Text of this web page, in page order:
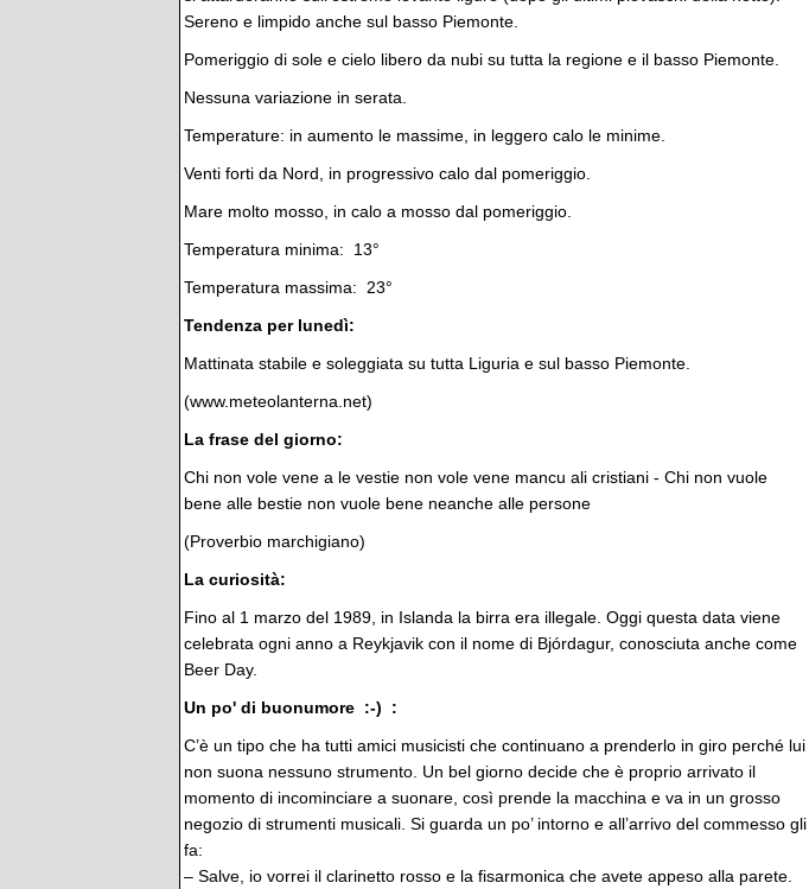
Sereno e limpido anche sul basso Piemonte.
Pomeriggio di sole e cielo libero da nubi su tutta la regione e il basso Piemonte.
Nessuna variazione in serata.
Temperature: in aumento le massime, in leggero calo le minime.
Venti forti da Nord, in progressivo calo dal pomeriggio.
Mare molto mosso, in calo a mosso dal pomeriggio.
Temperatura minima: 13°
Temperatura massima: 23°
Tendenza per lunedì:
Mattinata stabile e soleggiata su tutta Liguria e sul basso Piemonte.
(www.meteolanterna.net)
La frase del giorno:
Chi non vole vene a le vestie non vole vene mancu ali cristiani - Chi non vuole
bene alle bestie non vuole bene neanche alle persone
(Proverbio marchigiano)
La curiosità:
Fino al 1 marzo del 1989, in Islanda la birra era illegale. Oggi questa data viene
celebrata ogni anno a Reykjavik con il nome di Bjórdagur, conosciuta anche come
Beer Day.
Un po' di buonumore :-) :
C’è un tipo che ha tutti amici musicisti che continuano a prenderlo in giro perché lui
non suona nessuno strumento. Un bel giorno decide che è proprio arrivato il
momento di incominciare a suonare, così prende la macchina e va in un grosso
negozio di strumenti musicali. Si guarda un po’ intorno e all’arrivo del commesso gli
fa:
– Salve, io vorrei il clarinetto rosso e la fisarmonica che avete appeso alla parete.